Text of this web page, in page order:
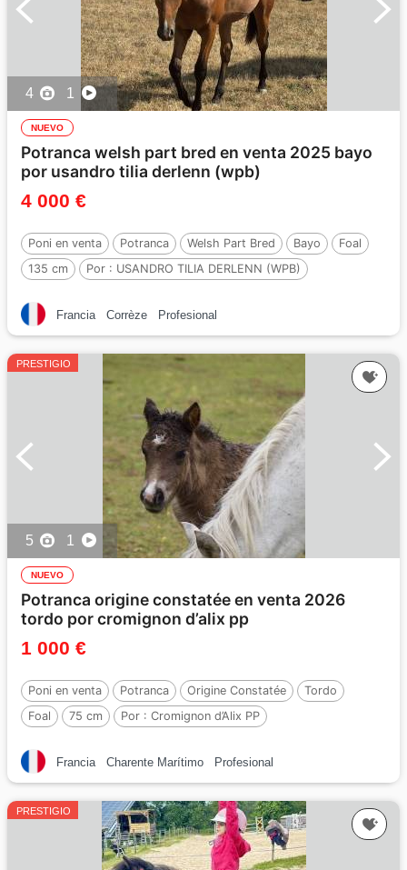
4 1
NUEVO
Potranca welsh part bred en venta 2025 bayo
por usandro tilia derlenn (wpb)
4 000 €
Poni en venta Potranca Welsh Part Bred Bayo
Foal
135 cm
Por : USANDRO TILIA DERLENN (WPB)
Francia Corrèze Profesional
PRESTIGIO
5 1
NUEVO
Potranca origine constatée en venta 2026
tordo por cromignon d’alix pp
1 000 €
Poni en venta Potranca Origine Constatée
Tordo
Foal
75 cm Por : Cromignon d’Alix PP
Francia Charente Marítimo Profesional
PRESTIGIO